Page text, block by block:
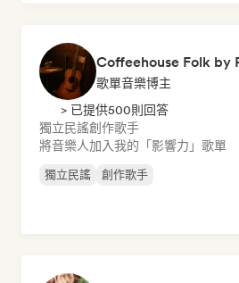
Coffeehouse Folk by
歌單音樂博主
> 已提供500則回答
獨立民謠創作歌手
將音樂人加入我的「影響力」歌單
獨立民謠 創作歌手